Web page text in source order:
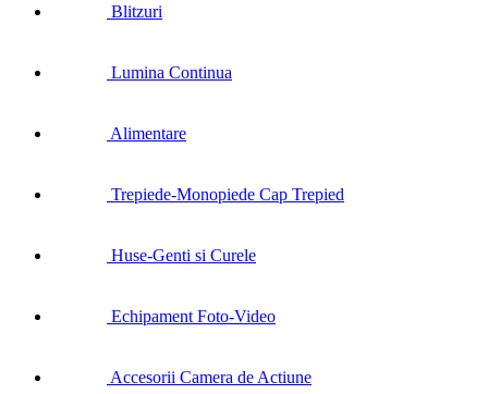
Blitzuri
Lumina Continua
Alimentare
Trepiede-Monopiede Cap Trepied
Huse-Genti si Curele
Echipament Foto-Video
Accesorii Camera de Actiune